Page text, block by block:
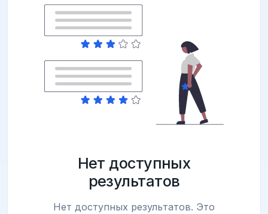
Нет доступных
результатов
Нет доступных результатов. Это